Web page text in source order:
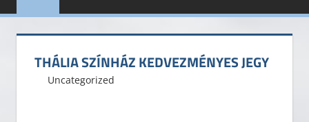
Jogtudományi
Hallgatói
Önkormányzat
THÁLIA SZÍNHÁZ KEDVEZMÉNYES JEGY
2013. január 28.
ELTE ÁJK HÖK
Uncategorized